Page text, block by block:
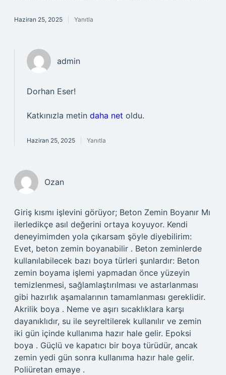
Haziran 25, 2025 Yanıtla
admin
Dorhan Eser!
Katkınızla metin daha net oldu.
Haziran 25, 2025 Yanıtla
Ozan
Giriş kısmı işlevini görüyor; Beton Zemin Boyanır Mı
ilerledikçe asıl değerini ortaya koyuyor. Kendi
deneyimimden yola çıkarsam şöyle diyebilirim:
Evet, beton zemin boyanabilir . Beton zeminlerde
kullanılabilecek bazı boya türleri şunlardır: Beton
zemin boyama işlemi yapmadan önce yüzeyin
temizlenmesi, sağlamlaştırılması ve astarlanması
gibi hazırlık aşamalarının tamamlanması gereklidir.
Akrilik boya . Neme ve aşırı sıcaklıklara karşı
dayanıklıdır, su ile seyreltilerek kullanılır ve zemin
iki gün içinde kullanıma hazır hale gelir. Epoksi
boya . Güçlü ve kapatıcı bir boya türüdür, ancak
zemin yedi gün sonra kullanıma hazır hale gelir.
Poliüretan emaye .